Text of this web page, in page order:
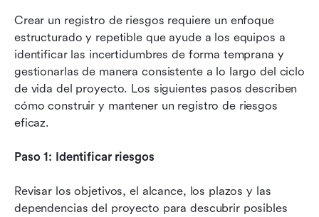
Crear un registro de riesgos requiere un enfoque
estructurado y repetible que ayude a los equipos a
identificar las incertidumbres de forma temprana y
gestionarlas de manera consistente a lo largo del ciclo
de vida del proyecto. Los siguientes pasos describen
cómo construir y mantener un registro de riesgos
eficaz.
Paso 1: Identificar riesgos
Revisar los objetivos, el alcance, los plazos y las
dependencias del proyecto para descubrir posibles